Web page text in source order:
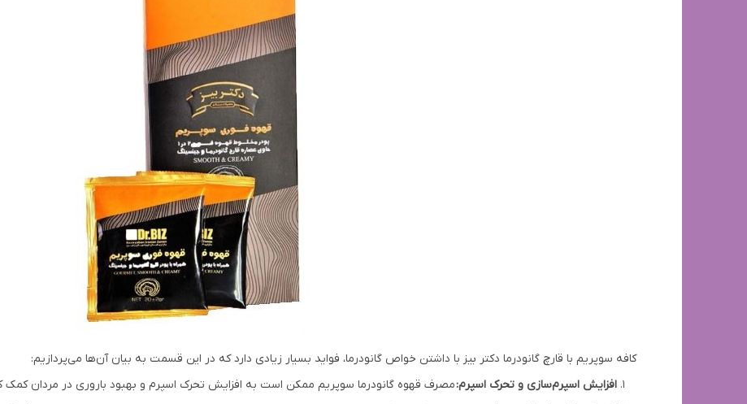
کافه سوپریم با قارچ گانودرما دکتر بیز با داشتن خواص گانودرما، فواید بسیار زیادی دارد که در این قسمت به بیان آن‌ها می‌پردازیم:
افزایش اسپرم‌سازی و تحرک اسپرم:مصرف قهوه گانودرما سوپریم ممکن است به افزایش تحرک اسپرم و بهبود باروری در مردان کمک